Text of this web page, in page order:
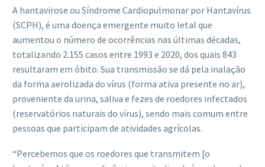
A hantavirose ou Síndrome Cardiopulmonar por Hantavírus
(SCPH), é uma doença emergente muito letal que
aumentou o número de ocorrências nas últimas décadas,
totalizando 2.155 casos entre 1993 e 2020, dos quais 843
resultaram em óbito. Sua transmissão se dá pela inalação
da forma aerolizada do vírus (forma ativa presente no ar),
proveniente da urina, saliva e fezes de roedores infectados
(reservatórios naturais do vírus), sendo mais comum entre
pessoas que participam de atividades agrícolas.
“Percebemos que os roedores que transmitem [o